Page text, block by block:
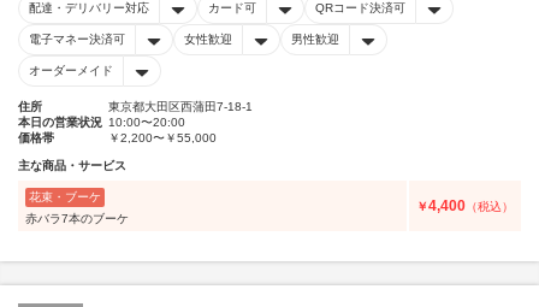
配達・デリバリー対応 カード可 QRコード決済可
電子マネー決済可 女性歓迎 男性歓迎
オーダーメイド
住所
東京都大田区西蒲田7-18-1
本日の営業状況 10:00〜20:00
価格帯
￥2,200〜￥55,000
主な商品・サービス
花束・ブーケ
赤バラ7本のブーケ
￥4,400 （税込）